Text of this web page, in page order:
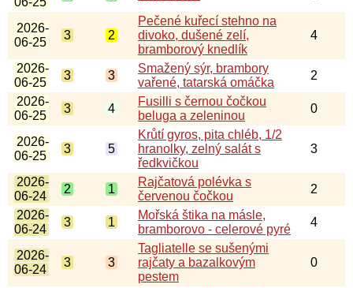
2026-
06-25
3 2
Pečené kuřecí stehno na
divoko, dušené zelí,
bramborový knedlík
4
2026-
06-25
3 3
Smažený sýr, brambory
vařené, tatarská omáčka
2
2026-
06-25
3 4
Fusilli s černou čočkou
beluga a zeleninou
0
2026-
06-25
3 5
Krůtí gyros, pita chléb, 1/2
hranolky, zelný salát s
ředkvičkou
3
2026-
06-24
2 1
Rajčatová polévka s
červenou čočkou
2
2026-
06-24
3 1
Mořská štika na másle,
bramborovo - celerové pyré
4
2026-
06-24
3 3
Tagliatelle se sušenými
rajčaty a bazalkovým
pestem
0